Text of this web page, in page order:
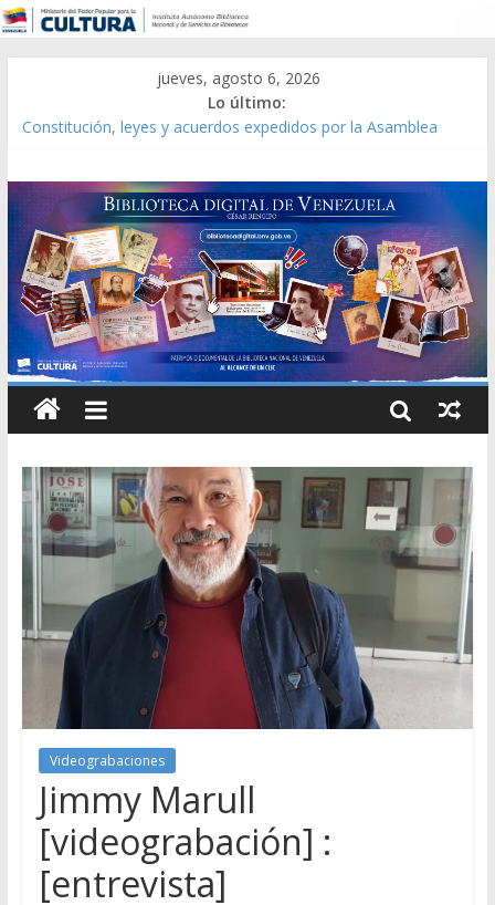
jueves, agosto 6, 2026
Lo último:
Constitución, leyes y acuerdos expedidos por la Asamblea
Modesta Bor Sánchez [material gráfico]
Gaceta Oficial de la República de Venezuela año CXXXIII Mes V,
Caracas 09 de marzo de 2006 N° 38.394
Catálogo temático de obras de Modesta Bor
Videograbaciones
Jimmy Marull
[videograbación] :
[entrevista]